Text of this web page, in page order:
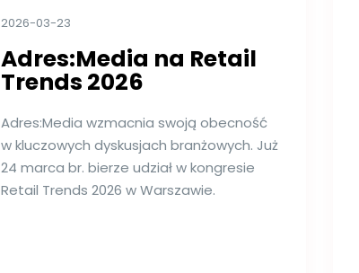
2026-03-23
Adres:Media na Retail
Trends 2026
Adres:Media wzmacnia swoją obecność
w kluczowych dyskusjach branżowych. Już
24 marca br. bierze udział w kongresie
Retail Trends 2026 w Warszawie.